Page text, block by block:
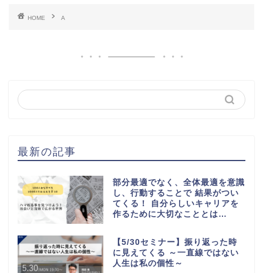
HOME A
最新の記事
部分最適でなく、全体最適を意識
し、行動することで 結果がつい
てくる！ 自分らしいキャリアを
作るために大切なこととは…
【5/30セミナー】振り返った時
に見えてくる ～一直線ではない
人生は私の個性～